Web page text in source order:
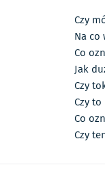
Czy
Na
Co
Jak
Czy
Czy
Co
Czy